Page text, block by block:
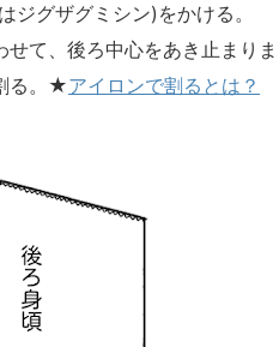
ジグザグミシン)をかける。
て、後ろ中心をあき止まり
る。★アイロンで割るとは？